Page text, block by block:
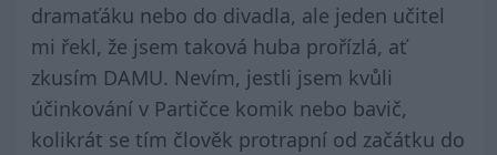
dramaťáku nebo do divadla, ale jeden učitel
mi řekl, že jsem taková huba prořízlá, ať
zkusím DAMU. Nevím, jestli jsem kvůli
účinkování v Partičce komik nebo bavič,
kolikrát se tím člověk protrapní od začátku do